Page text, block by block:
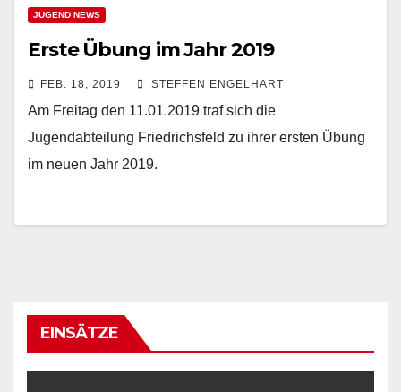
JUGEND NEWS
Erste Übung im Jahr 2019
FEB. 18, 2019 STEFFEN ENGELHART
Am Freitag den 11.01.2019 traf sich die
Jugendabteilung Friedrichsfeld zu ihrer ersten Übung
im neuen Jahr 2019.
EINSÄTZE